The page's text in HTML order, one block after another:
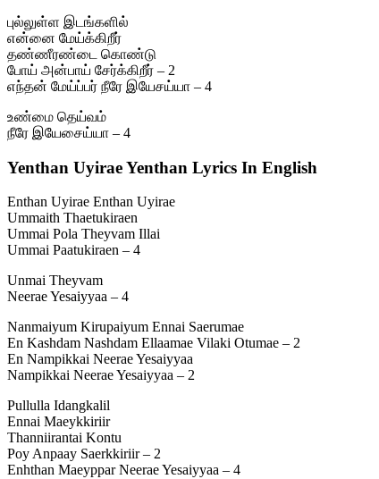
புல்லுள்ள இடங்களில்
என்னை மேய்க்கிறீர்
தண்ணீரண்டை கொண்டு
போய் அன்பாய் சேர்க்கிறீர் – 2
எந்தன் மேய்ப்பர் நீரே இயேசய்யா – 4
உண்மை தெய்வம்
நீரே இயேசைய்யா – 4
Yenthan Uyirae Yenthan Lyrics In English
Enthan Uyirae Enthan Uyirae
Ummaith Thaetukiraen
Ummai Pola Theyvam Illai
Ummai Paatukiraen – 4
Unmai Theyvam
Neerae Yesaiyyaa – 4
Nanmaiyum Kirupaiyum Ennai Saerumae
En Kashdam Nashdam Ellaamae Vilaki Otumae – 2
En Nampikkai Neerae Yesaiyyaa
Nampikkai Neerae Yesaiyyaa – 2
Pullulla Idangkalil
Ennai Maeykkiriir
Thanniirantai Kontu
Poy Anpaay Saerkkiriir – 2
Enhthan Maeyppar Neerae Yesaiyyaa – 4